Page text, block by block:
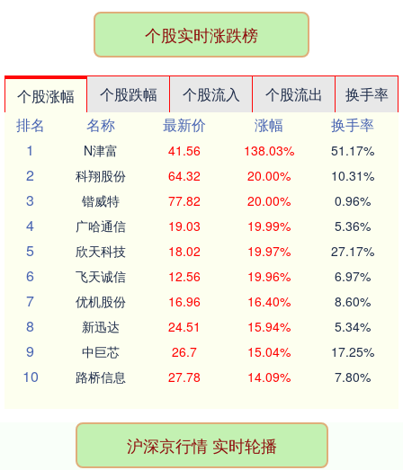
个股实时涨跌榜
个股涨幅 个股跌幅 个股流入 个股流出
换手率
排名
名称 最新价 涨幅
换手率
1
N津富 41.56 138.03% 51.17%
2 科翔股份 64.32 20.00% 10.31%
3 锴威特 77.82 20.00% 0.96%
4 广哈通信 19.03 19.99% 5.36%
5 欣天科技 18.02 19.97% 27.17%
6 飞天诚信 12.56 19.96% 6.97%
7 优机股份 16.96 16.40% 8.60%
8 新迅达 24.51 15.94% 5.34%
9 中巨芯 26.7 15.04% 17.25%
10 路桥信息 27.78 14.09% 7.80%
沪深京行情 实时轮播